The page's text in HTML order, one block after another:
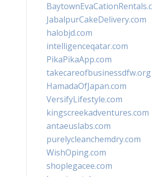
JabalpurCakeDelivery.com
halobjd.com
intelligenceqatar.com
PikaPikaApp.com
takecareofbusinessdfw.org
HamadaOfJapan.com
VersifyLifestyle.com
kingscreekadventures.com
antaeuslabs.com
purelycleanchemdry.com
WishOping.com
shoplegacee.com